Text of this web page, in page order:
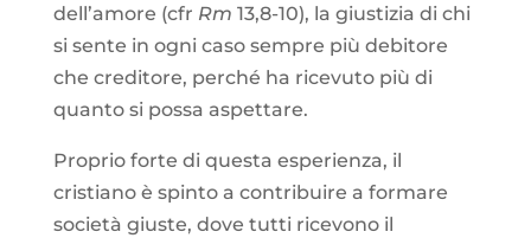
dell’amore (cfr Rm 13,8-10), la giustizia di chi
si sente in ogni caso sempre più debitore
che creditore, perché ha ricevuto più di
quanto si possa aspettare.
Proprio forte di questa esperienza, il
cristiano è spinto a contribuire a formare
società giuste, dove tutti ricevono il